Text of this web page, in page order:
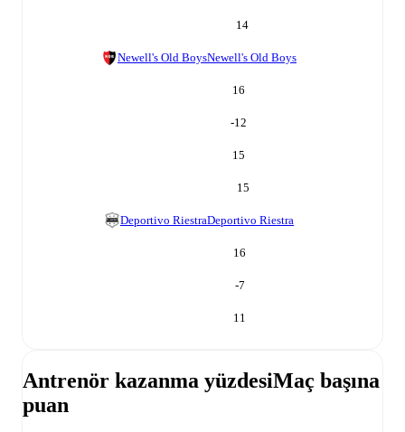
14
Newell's Old BoysNewell's Old Boys
16
-12
15
15
Deportivo RiestraDeportivo Riestra
16
-7
11
Antrenör kazanma yüzdesiMaç başına
puan